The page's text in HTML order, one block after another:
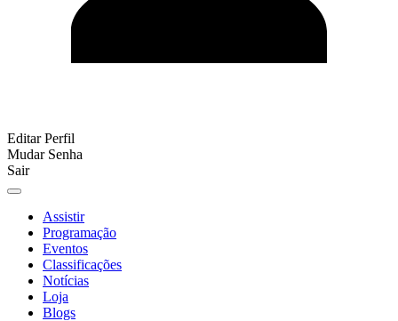
Editar Perfil
Mudar Senha
Sair
Assistir
Programação
Eventos
Classificações
Notícias
Loja
Blogs